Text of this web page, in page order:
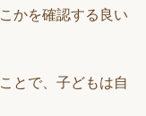
かを確認する良い
とで、子どもは自